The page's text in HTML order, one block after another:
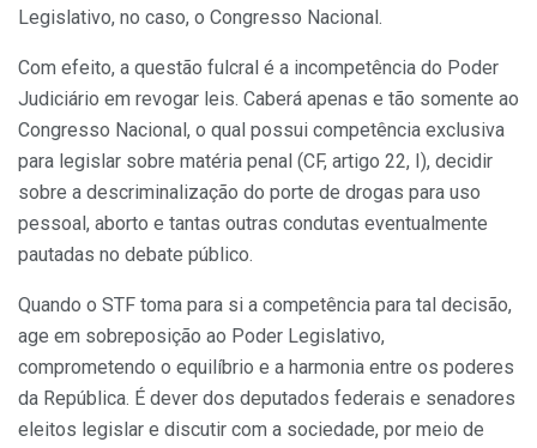
Legislativo, no caso, o Congresso Nacional.
Com efeito, a questão fulcral é a incompetência do Poder
Judiciário em revogar leis. Caberá apenas e tão somente ao
Congresso Nacional, o qual possui competência exclusiva
para legislar sobre matéria penal (CF, artigo 22, I), decidir
sobre a descriminalização do porte de drogas para uso
pessoal, aborto e tantas outras condutas eventualmente
pautadas no debate público.
Quando o STF toma para si a competência para tal decisão,
age em sobreposição ao Poder Legislativo,
comprometendo o equilíbrio e a harmonia entre os poderes
da República. É dever dos deputados federais e senadores
eleitos legislar e discutir com a sociedade, por meio de